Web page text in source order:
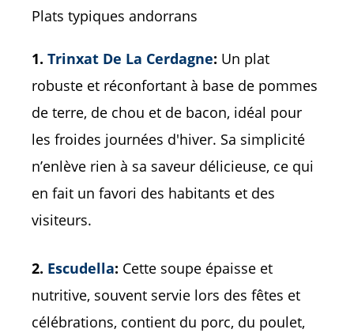
Plats typiques andorrans
1. Trinxat De La Cerdagne: Un plat
robuste et réconfortant à base de pommes
de terre, de chou et de bacon, idéal pour
les froides journées d'hiver. Sa simplicité
n’enlève rien à sa saveur délicieuse, ce qui
en fait un favori des habitants et des
visiteurs.
2. Escudella: Cette soupe épaisse et
nutritive, souvent servie lors des fêtes et
célébrations, contient du porc, du poulet,